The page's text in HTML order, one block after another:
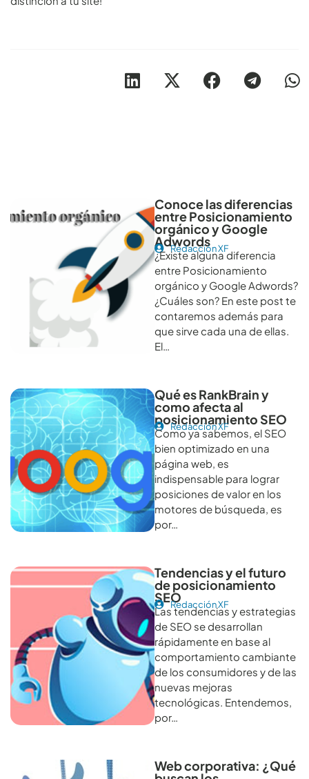
Conoce las diferencias
entre Posicionamiento
orgánico y Google
Adwords
Redacción XF
¿Existe alguna diferencia
entre Posicionamiento
orgánico y Google Adwords?
¿Cuáles son? En este post te
contaremos además para
que sirve cada una de ellas.
El…
Qué es RankBrain y
como afecta al
posicionamiento SEO
Redacción XF
Como ya sabemos, el SEO
bien optimizado en una
página web, es
indispensable para lograr
posiciones de valor en los
motores de búsqueda, es
por…
Tendencias y el futuro
de posicionamiento
SEORedacción XF
Las tendencias y estrategias
de SEO se desarrollan
rápidamente en base al
comportamiento cambiante
de los consumidores y de las
nuevas mejoras
tecnológicas. Entendemos,
por…
Web corporativa: ¿Qué